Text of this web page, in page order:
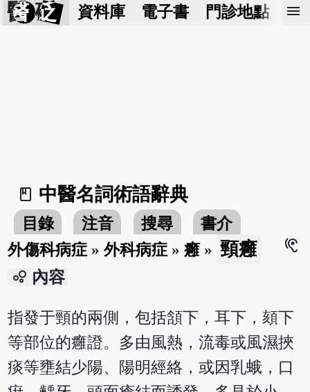
醫 砭 資料庫 電子書 門診地點 預
menu
book_2
中醫名詞術語辭典
目錄 注音 搜尋
書介
外傷科病症 »外科病症 »癰 » 頸癰
hearing
bubble_chart 內容
指發于頸的兩側，包括頷下，耳下，頦下
等部位的癰證。多由風熱，流毒或風濕挾
痰等壅結少陽、陽明經絡，或因乳蛾，口